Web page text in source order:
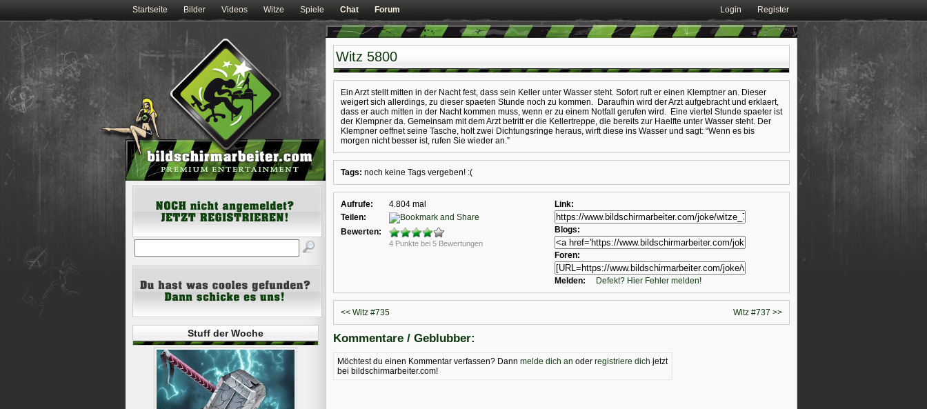
Startseite Bilder Videos Witze Spiele Chat Forum Login Register
Witz 5800
Ein Arzt stellt mitten in der Nacht fest, dass sein Keller unter Wasser steht. Sofort ruft er einen Klemptner an. Dieser
weigert sich allerdings, zu dieser spaeten Stunde noch zu kommen. Daraufhin wird der Arzt aufgebracht und erklaert,
dass er auch mitten in der Nacht kommen muss, wenn er zu einem Notfall gerufen wird. Eine viertel Stunde spaeter ist
der Klempner da. Gemeinsam mit dem Arzt betritt er die Kellertreppe, die bereits zur Haelfte unter Wasser steht. Der
Klempner oeffnet seine Tasche, holt zwei Dichtungsringe heraus, wirft diese ins Wasser und sagt: “Wenn es bis
morgen nicht besser ist, rufen Sie wieder an.”
Tags: noch keine Tags vergeben! :(
Aufrufe:
4.804 mal
Teilen:
Bewerten:
4 Punkte bei 5 Bewertungen
Link:
Blogs:
Foren:
Melden: Defekt? Hier Fehler melden!
<< Witz #735 Witz #737 >>
Kommentare / Geblubber:
Möchtest du einen Kommentar verfassen? Dann melde dich an oder registriere dich jetzt
bei bildschirmarbeiter.com!
Stuff der Woche